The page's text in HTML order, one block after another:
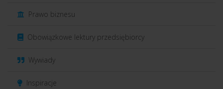
Prawo biznesu
Obowiązkowe lektury przedsiębiorcy
Wywiady
Inspiracje